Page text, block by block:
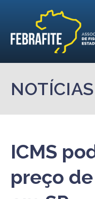
NOTÍCIAS
ICMS
preço